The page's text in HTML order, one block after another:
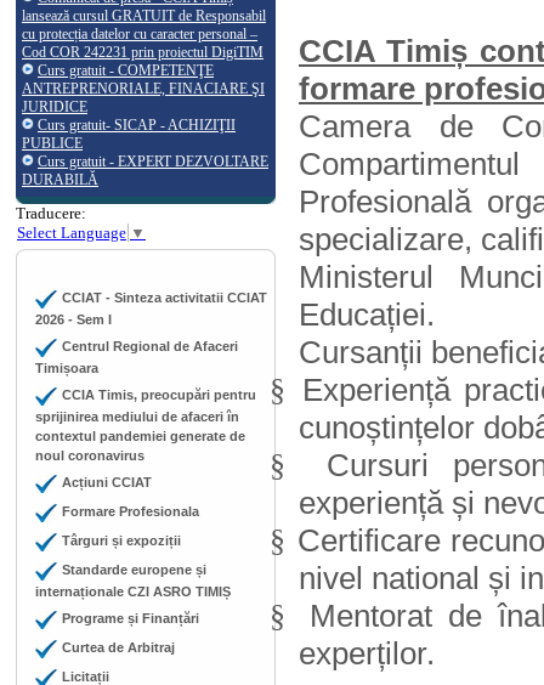
lansează cursul GRATUIT de Responsabil
cu protecția datelor cu caracter personal –
Cod COR 242231 prin proiectul DigiTIM
Curs gratuit - COMPETENŢE
ANTREPRENORIALE, FINACIARE ŞI
JURIDICE
Curs gratuit- SICAP - ACHIZIŢII
PUBLICE
Curs gratuit - EXPERT DEZVOLTARE
DURABILĂ
Traducere:
Select Language ▼
CCIAT - Sinteza activitatii CCIAT
2026 - Sem I
Centrul Regional de Afaceri
Timișoara
CCIA Timis, preocupări pentru
sprijinirea mediului de afaceri în
contextul pandemiei generate de
noul coronavirus
Acțiuni CCIAT
Formare Profesionala
Târguri și expoziții
Standarde europene și
internaționale CZI ASRO TIMIȘ
Programe și Finanțări
Curtea de Arbitraj
Licitații
CCIA Timiș
formare
Camera de
Profesională
specializare,
Ministerul
Educației.
Cursanții
§
Experiență
cunoștințelor
§
Cursuri
experiență și
§ Certificare
nivel national și
§
Mentorat de
experților.